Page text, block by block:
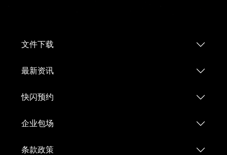
文件下载
最新资讯
快闪预约
企业包场
条款政策